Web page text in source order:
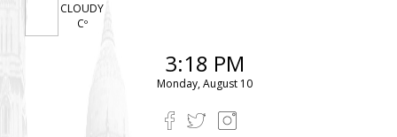
CLOUDY
Cº
3:18 PM
Monday, August 10